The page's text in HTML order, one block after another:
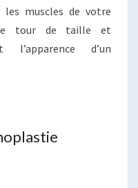
les muscles de votre
tour de taille et
l’apparence d’un